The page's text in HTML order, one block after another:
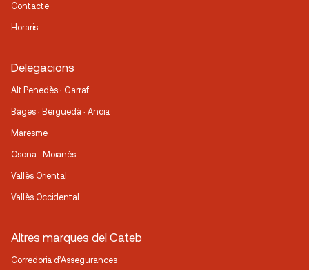
Contacte
Horaris
Delegacions
Alt Penedès · Garraf
Bages · Berguedà · Anoia
Maresme
Osona · Moianès
Vallès Oriental
Vallès Occidental
Altres marques del Cateb
Corredoria d’Assegurances